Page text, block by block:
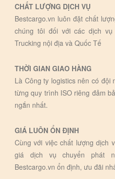
CHẤT LƯỢNG DỊCH VỤ
Bestcargo.vn luôn đặt chất
chúng tôi đối với các dịch
Trucking nội địa và Quốc Tế
THỜI GIAN GIAO HÀNG
Là Công ty logistics nên có đội
từng quy trình ISO riêng đảm
ngắn nhất.
GIÁ LUÔN ỔN ĐỊNH
Cùng với việc chất lượng dịch
giá dịch vụ chuyển phát
Bestcargo.vn ổn định, ưu đãi